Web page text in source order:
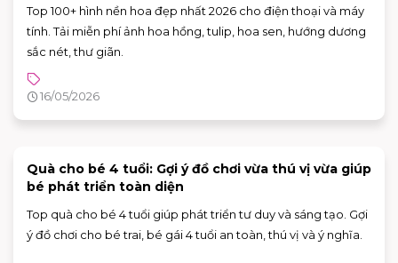
Top 100+ hình nền hoa đẹp nhất 2026 cho điện thoại và máy
tính. Tải miễn phí ảnh hoa hồng, tulip, hoa sen, hướng dương
sắc nét, thư giãn.
16/05/2026
Quà cho bé 4 tuổi: Gợi ý đồ chơi vừa thú vị vừa giúp
bé phát triển toàn diện
Top quà cho bé 4 tuổi giúp phát triển tư duy và sáng tạo. Gợi
ý đồ chơi cho bé trai, bé gái 4 tuổi an toàn, thú vị và ý nghĩa.